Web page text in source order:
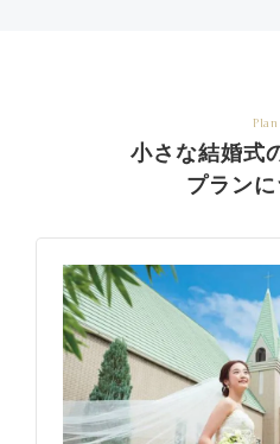
Plan
小さな結婚式
プラン